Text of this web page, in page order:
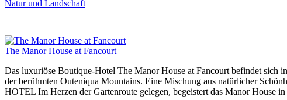
Natur und Landschaft
The Manor House at Fancourt
Das luxuriöse Boutique-Hotel The Manor House at Fancourt befindet sich
der berühmten Outeniqua Mountains. Eine Mischung aus natürlicher
HOTEL Im Herzen der Gartenroute gelegen, begeistert das Manor House